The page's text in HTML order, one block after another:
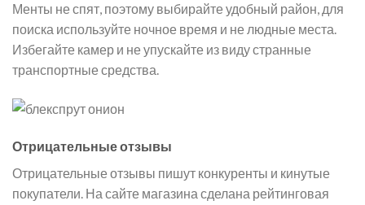
Менты не спят, поэтому выбирайте удобный район, для
поиска используйте ночное время и не людные места.
Избегайте камер и не упускайте из виду странные
транспортные средства.
Отрицательные отзывы
Отрицательные отзывы пишут конкуренты и кинутые
покупатели. На сайте магазина сделана рейтинговая